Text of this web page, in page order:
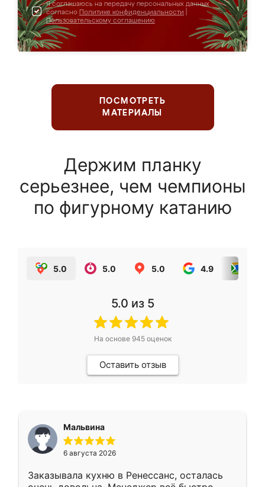
Я соглашаюсь на передачу персональных данных
согласно Политике конфиденциальности
Пользовательскому соглашению
ПОСМОТРЕТЬ
МАТЕРИАЛЫ
Держим планку
серьезнее, чем чемпионы
по фигурному катанию
5.0 5.0 5.0 4.9
5.0 из 5
На основе 945оценок
Оставить отзыв
Мальвина
6 августа 2026
Заказывала кухню в Ренессанс, осталась